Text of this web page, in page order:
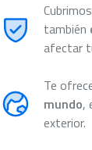
también
afectar
Te
mundo,
exterior.